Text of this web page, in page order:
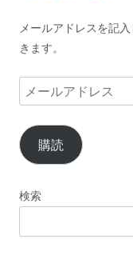
メールアドレスを記
きます。
メ
ー
ル
ア
ド
ス
購読
検索